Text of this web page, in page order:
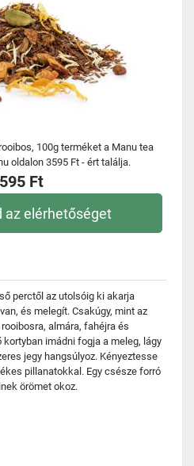
100g terméket a Manu tea
oldalon 3595 Ft - ért találja.
Ft
az elérhetőséget
perctől az utolsóig ki akarja
és melegít. Csakúgy, mint az
almára, fahéjra és
kortyban imádni fogja a meleg, lágy
jegy hangsúlyoz. Kényeztesse
pillanatokkal. Egy csésze forró
örömet okoz.